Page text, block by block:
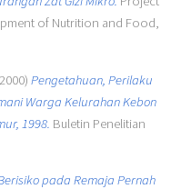
of Nutrition and Food,
Pengetahuan, Perilaku
Warga Kelurahan Kebon
1998. Buletin Penelitian
pada Remaja Pernah